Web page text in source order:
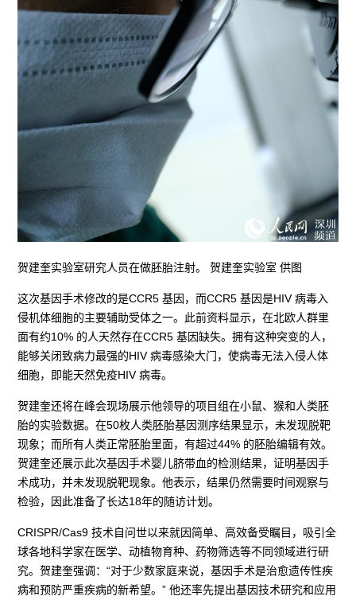
贺建奎实验室研究人员在做胚胎注射。 贺建奎实验室 供图
这次基因手术修改的是CCR5 基因，而CCR5 基因是HIV 病毒入
侵机体细胞的主要辅助受体之一。此前资料显示，在北欧人群里
面有约10% 的人天然存在CCR5 基因缺失。拥有这种突变的人，
能够关闭致病力最强的HIV 病毒感染大门，使病毒无法入侵人体
细胞，即能天然免疫HIV 病毒。
贺建奎还将在峰会现场展示他领导的项目组在小鼠、猴和人类胚
胎的实验数据。在50枚人类胚胎基因测序结果显示，未发现脱靶
现象；而所有人类正常胚胎里面，有超过44% 的胚胎编辑有效。
贺建奎还展示此次基因手术婴儿脐带血的检测结果，证明基因手
术成功，并未发现脱靶现象。他表示，结果仍然需要时间观察与
检验，因此准备了长达18年的随访计划。
CRISPR/Cas9 技术自问世以来就因简单、高效备受瞩目，吸引全
球各地科学家在医学、动植物育种、药物筛选等不同领域进行研
究。贺建奎强调：“对于少数家庭来说，基因手术是治愈遗传性疾
病和预防严重疾病的新希望。” 他还率先提出基因技术研究和应用